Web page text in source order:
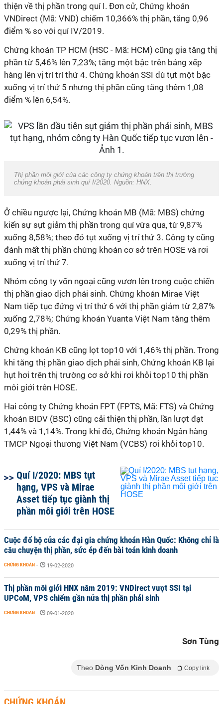
thiện về thị phần trong quí I. Đơn cử, Chứng khoán
VNDirect (Mã: VND) chiếm 10,366% thị phần, tăng 0,96
điểm % so với quí IV/2019.
Chứng khoán TP HCM (HSC - Mã: HCM) cũng gia tăng thị
phần từ 5,46% lên 7,23%; tăng một bậc trên bảng xếp
hàng lên vị trí trí thứ 4. Chứng khoán SSI dù tụt một bậc
xuống vị trí thứ 5 nhưng thị phần cũng tăng thêm 1,08
điểm % lên 6,54%.
Thị phần môi giới của các công ty chứng khoán trên thị trường
chứng khoán phái sinh quí I/2020. Nguồn: HNX.
Ở chiều ngược lại, Chứng khoán MB (Mã: MBS) chứng
kiến sự sụt giảm thị phần trong quí vừa qua, từ 9,87%
xuống 8,58%; theo đó tụt xuống vị trí thứ 3. Công ty cũng
đánh mất thị phần chứng khoán cơ sở trên HOSE và rơi
xuống vị trí thứ 7.
Nhóm công ty vốn ngoại cũng vươn lên trong cuộc chiến
thị phần giao dịch phái sinh. Chứng khoán Mirae Việt
Nam tiếp tục đứng vị trí thứ 6 với thị phần giảm từ 2,87%
xuống 2,78%; Chứng khoán Yuanta Việt Nam tăng thêm
0,29% thị phần.
Chứng khoán KB cũng lọt top10 với 1,46% thị phần. Trong
khi tăng thị phần giao dịch phái sinh, Chứng khoán KB lại
hụt hơi trên thị trường cơ sở khi rơi khỏi top10 thị phần
môi giới trên HOSE.
Hai công ty Chứng khoán FPT (FPTS, Mã: FTS) và Chứng
khoán BIDV (BSC) cũng cải thiện thị phần, lần lượt đạt
1,44% và 1,14%. Trong khi đó, Chứng khoán Ngân hàng
TMCP Ngoại thương Việt Nam (VCBS) rơi khỏi top10.
Quí I/2020: MBS tụt
hạng, VPS và Mirae
Asset tiếp tục giành thị
phần môi giới trên HOSE
Cuộc đổ bộ của các đại gia chứng khoán Hàn Quốc: Không chỉ là
câu chuyện thị phần, sức ép đến bài toán kinh doanh
CHỨNG KHOÁN - 19-02-2020
Thị phần môi giới HNX năm 2019: VNDirect vượt SSI tại
UPCoM, VPS chiếm gần nửa thị phần phái sinh
CHỨNG KHOÁN - 09-01-2020
Sơn Tùng
Theo Dòng Vốn Kinh Doanh Copy link